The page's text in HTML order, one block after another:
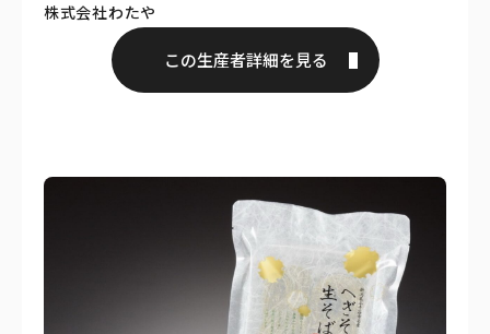
株式会社わたや
この生産者詳細を見る